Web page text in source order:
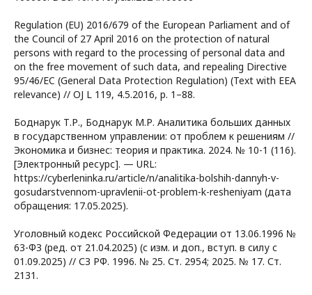
Regulation (EU) 2016/679 of the European Parliament and of
the Council of 27 April 2016 on the protection of natural
persons with regard to the processing of personal data and
on the free movement of such data, and repealing Directive
95/46/EC (General Data Protection Regulation) (Text with EEA
relevance) // OJ L 119, 4.5.2016, p. 1–88.
Боднарук Т.Р., Боднарук М.Р. Аналитика больших данных
в государственном управлении: от проблем к решениям //
Экономика и бизнес: теория и практика. 2024. № 10-1 (116).
[Электронный ресурс]. — URL:
https://cyberleninka.ru/article/n/analitika-bolshih-dannyh-v-
gosudarstvennom-upravlenii-ot-problem-k-resheniyam (дата
обращения: 17.05.2025).
Уголовный кодекс Российской Федерации от 13.06.1996 №
63-ФЗ (ред. от 21.04.2025) (с изм. и доп., вступ. в силу с
01.09.2025) // СЗ РФ. 1996. № 25. Ст. 2954; 2025. № 17. Ст.
2131.